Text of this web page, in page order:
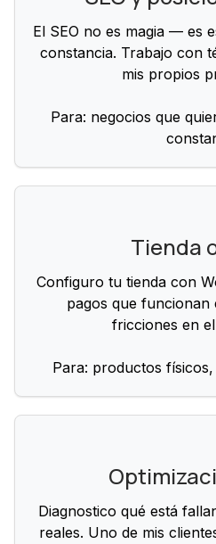
El SEO no es magia — es
constancia. Trabajo con
mis propios
Para: negocios que
Tienda
Configuro tu tienda con
pagos que funcionan
fricciones en
Para: productos
Diagnostico qué está
reales. Uno de mis